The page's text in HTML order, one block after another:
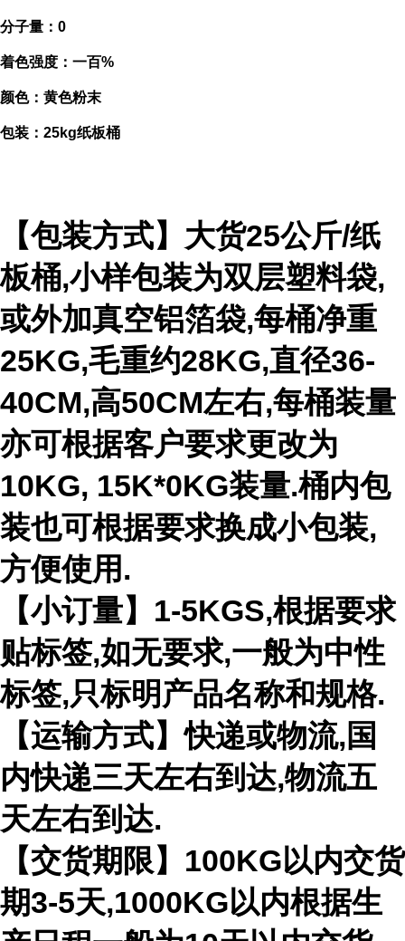
分子量：0
着色强度：一百%
颜色：黄色粉末
包装：25kg纸板桶
【包装方式】大货25公斤/纸
板桶,小样包装为双层塑料袋,
或外加真空铝箔袋,每桶净重
25KG,毛重约28KG,直径36-
40CM,高50CM左右,每桶装量
亦可根据客户要求更改为
10KG, 15K*0KG装量.桶内包
装也可根据要求换成小包装,
方便使用.
【小订量】1-5KGS,根据要求
贴标签,如无要求,一般为中性
标签,只标明产品名称和规格.
【运输方式】快递或物流,国
内快递三天左右到达,物流五
天左右到达.
【交货期限】100KG以内交货
期3-5天,1000KG以内根据生